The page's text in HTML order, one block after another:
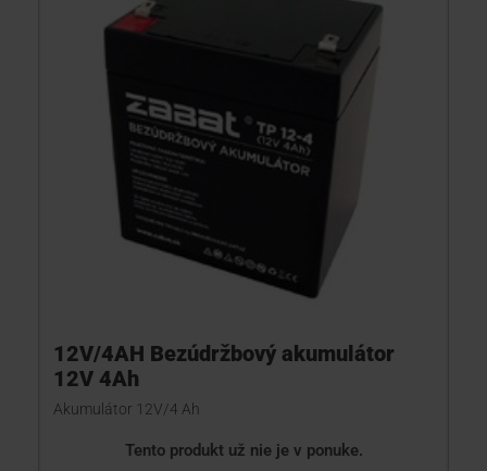
12V/4AH Bezúdržbový akumulátor
12V 4Ah
Akumulátor 12V/4 Ah
Tento produkt už nie je v ponuke.